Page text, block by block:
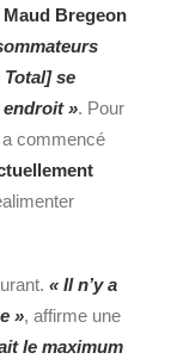
Bregeon
se
endroit ». Pour
a commencé
« Il n’y a
», affirme une
le maximum